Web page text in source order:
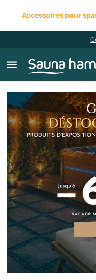
Accessoires pour
menu